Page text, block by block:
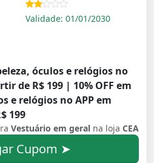
Validade: 01/01/2030
óculos e relógios no
de R$ 199 | 10% OFF em
e relógios no APP em
199
Vestuário em geral na loja CEA
Cupom ➤